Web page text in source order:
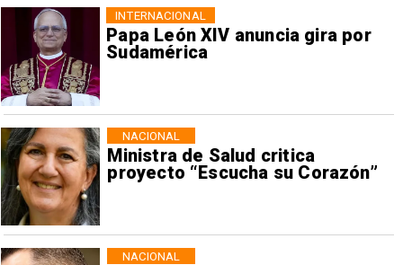
Papa León XIV anuncia gira por
Sudamérica
INTERNACIONAL
Ministra de Salud critica
proyecto “Escucha su Corazón”
NACIONAL
NACIONAL